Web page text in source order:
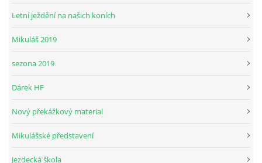
PRAZDNINOVÝ KROUŽEK
Letní ježdění na našich koních
Mikuláš 2019
sezona 2019
Dárek HF
Nový překážkový material
Mikulášské představení
Jezdecká škola